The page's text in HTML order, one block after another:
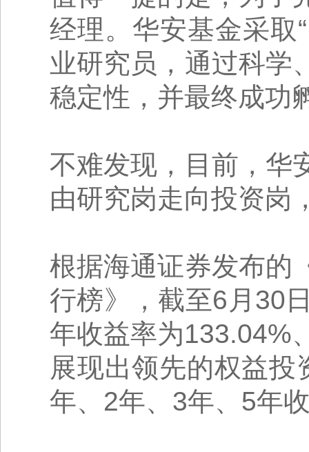
经理。华安基金采取
业研究员，通过科学
稳定性，并最终成功
不难发现，目前，华
由研究岗走向投资岗
根据海通证券发布的
行榜》，截至6月30
年收益率为133.04%
展现出领先的权益
年、2年、3年、5年